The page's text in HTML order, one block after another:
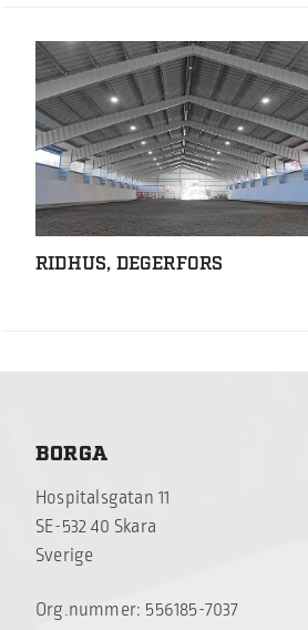
RIDHUS, DEGERFORS
BORGA
Hospitalsgatan 11
SE-532 40 Skara
Sverige
Org.nummer: 556185-7037